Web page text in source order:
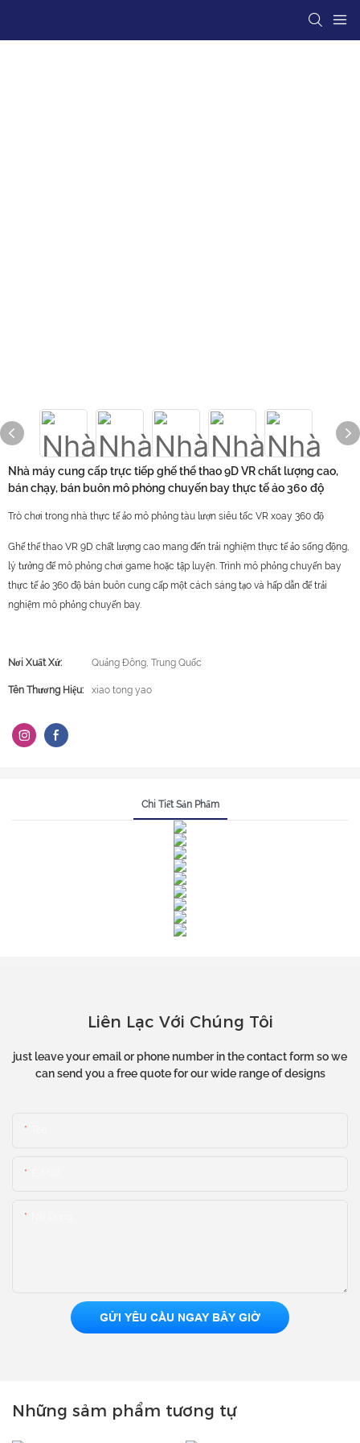
Nhà máy cung cấp trực tiếp ghế thể thao 9D VR chất lượng cao,
bán chạy, bán buôn mô phỏng chuyến bay thực tế ảo 360 độ
Trò chơi trong nhà thực tế ảo mô phỏng tàu lượn siêu tốc VR xoay 360 độ
Ghế thể thao VR 9D chất lượng cao mang đến trải nghiệm thực tế ảo sống động,
lý tưởng để mô phỏng chơi game hoặc tập luyện. Trình mô phỏng chuyến bay
thực tế ảo 360 độ bán buôn cung cấp một cách sáng tạo và hấp dẫn để trải
nghiệm mô phỏng chuyến bay.
Nơi Xuất Xứ: Quảng Đông, Trung Quốc
Tên Thương Hiệu: xiao tong yao
Chi Tiết Sản Phẩm
Liên Lạc Với Chúng Tôi
just leave your email or phone number in the contact form so we
can send you a free quote for our wide range of designs
GỬI YÊU CẦU NGAY BÂY GIỜ
Những sảm phẩm tương tự